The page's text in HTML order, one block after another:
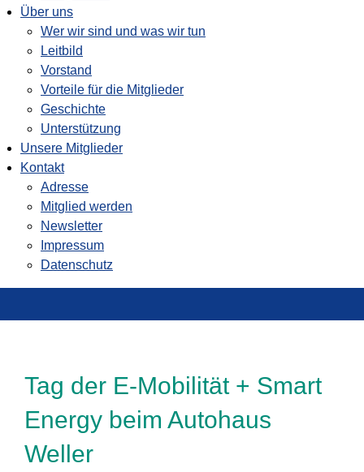
Über uns
Wer wir sind und was wir tun
Leitbild
Vorstand
Vorteile für die Mitglieder
Geschichte
Unterstützung
Unsere Mitglieder
Kontakt
Adresse
Mitglied werden
Newsletter
Impressum
Datenschutz
Tag der E-Mobilität + Smart
Energy beim Autohaus
Weller